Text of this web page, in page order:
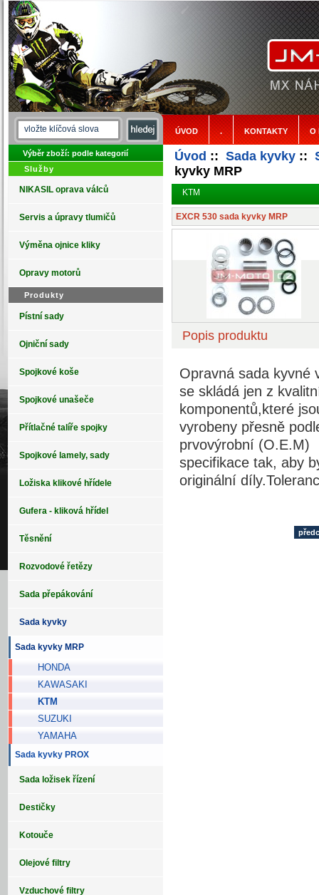
ÚVOD . KONTAKTY O
Výběr zboží: podle kategorií
Služby
NIKASIL oprava válců
Servis a úpravy tlumičů
Výměna ojnice kliky
Opravy motorů
Produkty
Pístní sady
Ojniční sady
Spojkové koše
Spojkové unašeče
Přítlačné talíře spojky
Spojkové lamely, sady
Ložiska klikové hřídele
Gufera - kliková hřídel
Těsnění
Rozvodové řetězy
Sada přepákování
Sada kyvky
Sada kyvky MRP
HONDA
KAWASAKI
KTM
SUZUKI
YAMAHA
Sada kyvky PROX
Sada ložisek řízení
Destičky
Kotouče
Olejové filtry
Vzduchové filtry
Úvod :: Sada kyvky::
kyvky MRP
KTM
EXCR 530 sada kyvky MRP
Popis produktu
Opravná sada kyvné
se skládá jen z
komponentů,které
vyrobeny přesně
prvovýrobní (O.E.M)
specifikace tak, aby
originální